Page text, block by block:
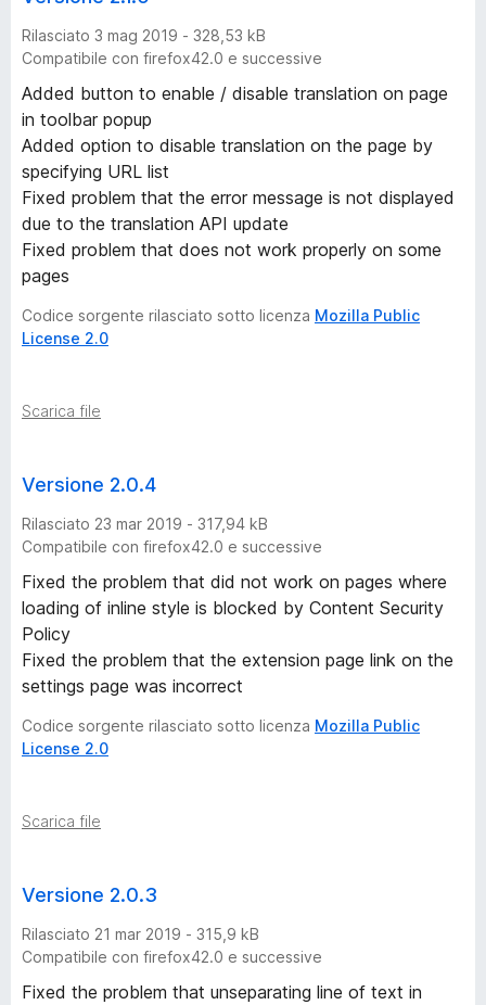
Rilasciato 3 mag 2019 - 328,53 kB
Compatibile con firefox42.0 e successive
Added button to enable / disable translation on page
in toolbar popup
Added option to disable translation on the page by
specifying URL list
Fixed problem that the error message is not displayed
due to the translation API update
Fixed problem that does not work properly on some
pages
Codice sorgente rilasciato sotto licenza Mozilla Public
License 2.0
Scarica file
Versione 2.0.4
Rilasciato 23 mar 2019 - 317,94 kB
Compatibile con firefox42.0 e successive
Fixed the problem that did not work on pages where
loading of inline style is blocked by Content Security
Policy
Fixed the problem that the extension page link on the
settings page was incorrect
Codice sorgente rilasciato sotto licenza Mozilla Public
License 2.0
Scarica file
Versione 2.0.3
Rilasciato 21 mar 2019 - 315,9 kB
Compatibile con firefox42.0 e successive
Fixed the problem that unseparating line of text in